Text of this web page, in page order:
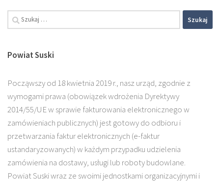
Powiat Suski
Począwszy od 18 kwietnia 2019 r., nasz urząd, zgodnie z
wymogami prawa (obowiązek wdrożenia Dyrektywy
2014/55/UE w sprawie fakturowania elektronicznego w
zamówieniach publicznych) jest gotowy do odbioru i
przetwarzania faktur elektronicznych (e-faktur
ustandaryzowanych) w każdym przypadku udzielenia
zamówienia na dostawy, usługi lub roboty budowlane.
Powiat Suski wraz ze swoimi jednostkami organizacyjnymi i